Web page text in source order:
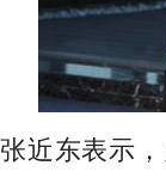
张近东表示